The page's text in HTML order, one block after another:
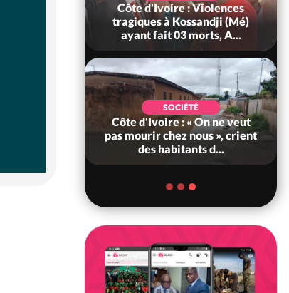
Côte d'Ivoire : Fête nationale,
Alassane Ouattara accorde
la grâce à 4 661...
POLITIQUE
Côte d'Ivoire : 66è
anniversaire de
l'indépendance, Alassane
Ouattara prome...